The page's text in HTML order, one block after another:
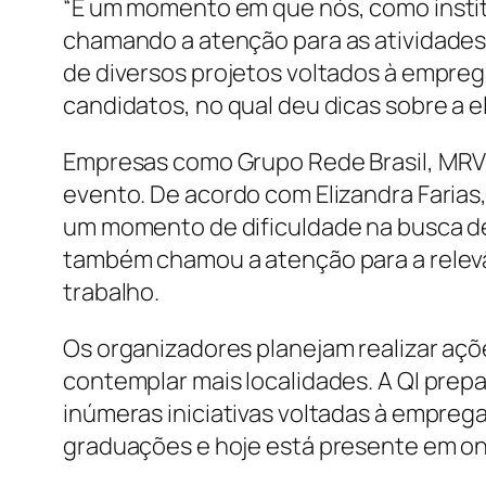
“É um momento em que nós, como
chamando a atenção para as
de diversos projetos voltados à
candidatos, no qual deu dicas sobre a
Empresas como Grupo Rede Brasil,
evento. De acordo com Elizandra
um momento de dificuldade na busca
também chamou a atenção para a
trabalho.
Os organizadores planejam realizar
contemplar mais localidades. A QI
inúmeras iniciativas voltadas à
graduações e hoje está presente em